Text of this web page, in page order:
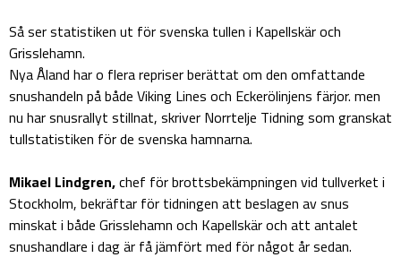
Så ser statistiken ut för svenska tullen i Kapellskär och
Grisslehamn.
Nya Åland har o flera repriser berättat om den omfattande
snushandeln på både Viking Lines och Eckerölinjens färjor. men
nu har snusrallyt stillnat, skriver Norrtelje Tidning som granskat
tullstatistiken för de svenska hamnarna.
Mikael Lindgren,chef för brottsbekämpningen vid tullverket i
Stockholm, bekräftar för tidningen att beslagen av snus
minskat i både Grisslehamn och Kapellskär och att antalet
snushandlare i dag är få jämfört med för något år sedan.